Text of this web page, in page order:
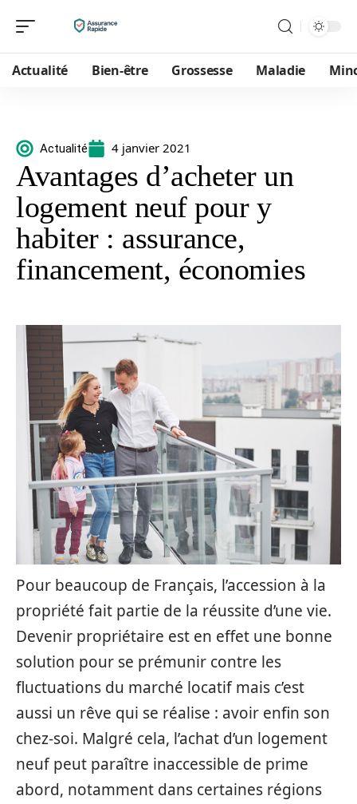
Actualité Bien-être Grossesse Maladie
Actualité 4 janvier 2021
Avantages d’acheter un
logement neuf pour y
habiter : assurance,
financement, économies
Pour beaucoup de Français, l’accession à la
propriété fait partie de la réussite d’une vie.
Devenir propriétaire est en effet une bonne
solution pour se prémunir contre les
fluctuations du marché locatif mais c’est
aussi un rêve qui se réalise : avoir enfin son
chez-soi. Malgré cela, l’achat d’un logement
neuf peut paraître inaccessible de prime
abord, notamment dans certaines régions